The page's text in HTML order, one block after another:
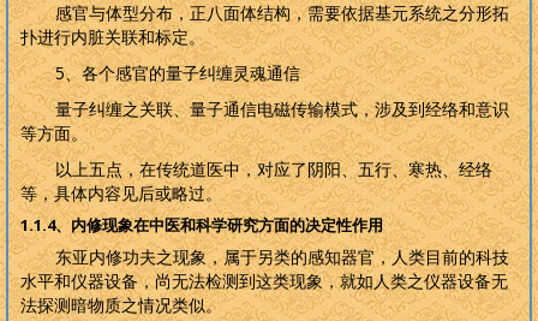
感官与体型分布，正八面体结构，需要依据基元系统之分形拓
扑进行内脏关联和标定。
5、各个感官的量子纠缠灵魂通信
量子纠缠之关联、量子通信电磁传输模式，涉及到经络和意识
等方面。
以上五点，在传统道医中，对应了阴阳、五行、寒热、经络
等，具体内容见后或略过。
1.1.4、内修现象在中医和科学研究方面的决定性作用
东亚内修功夫之现象，属于另类的感知器官，人类目前的科技
水平和仪器设备，尚无法检测到这类现象，就如人类之仪器设备无
法探测暗物质之情况类似。